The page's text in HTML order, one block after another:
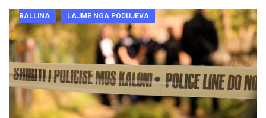
BALLINA LAJME NGA PODUJEVA